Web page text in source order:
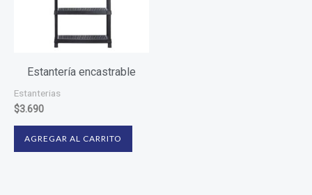
Estantería encastrable
Estanterias
$3.690
AGREGAR AL CARRITO